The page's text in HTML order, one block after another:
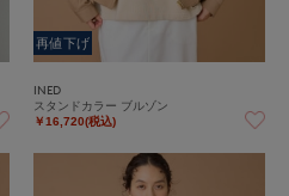
再値下げ
INED
スタンドカラー ブルゾン
￥16,720(税込)